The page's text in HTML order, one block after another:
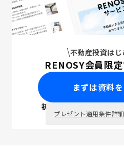
不動産投資は
RENOSY会員限定
まずは資料
初回面談で ポ
プレゼント適用条件詳細